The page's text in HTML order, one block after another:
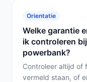
ook een laptop of
een model met
watt).
Orientatie
Welke garantie
ik controleren
powerbank?
Controleer altijd of
vermeld staan, of